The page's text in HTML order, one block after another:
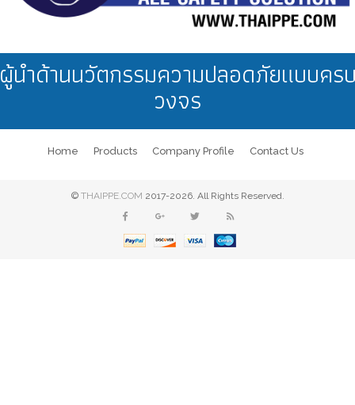
นำด้านนวัตกรรมความปลอดภัยแบบคร
วงจร
Home Products Company Profile Contact Us
© THAIPPE.COM 2017-2026. All Rights Reserved.